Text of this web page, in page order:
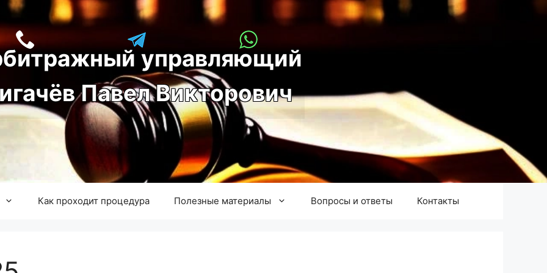
управляющий
игачёв Павел Викторович
Как проходит процедура Полезные материалы Вопросы и ответы Контакты